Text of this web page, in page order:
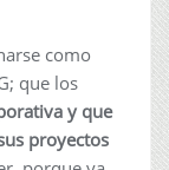
como
que los
y que
proyectos